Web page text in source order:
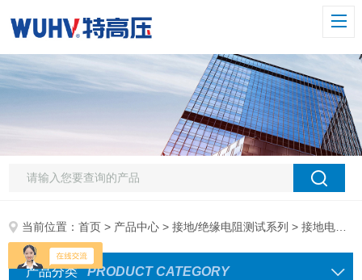
当前位置：首页 > 产品中心 >接地/绝缘电阻测试系列 > 接地电阻测试仪
产品分类 PRODUCT CATEGORY